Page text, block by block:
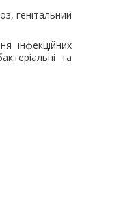
генітальний
інфекційних
та